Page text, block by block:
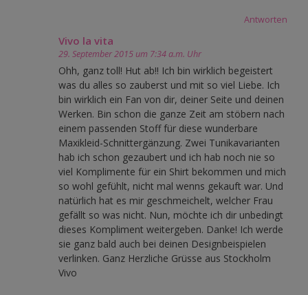
Antworten
Vivo la vita
29. September 2015 um 7:34 a.m. Uhr
Ohh, ganz toll! Hut ab!! Ich bin wirklich begeistert
was du alles so zauberst und mit so viel Liebe. Ich
bin wirklich ein Fan von dir, deiner Seite und deinen
Werken. Bin schon die ganze Zeit am stöbern nach
einem passenden Stoff für diese wunderbare
Maxikleid-Schnittergänzung. Zwei Tunikavarianten
hab ich schon gezaubert und ich hab noch nie so
viel Komplimente für ein Shirt bekommen und mich
so wohl gefühlt, nicht mal wenns gekauft war. Und
natürlich hat es mir geschmeichelt, welcher Frau
gefällt so was nicht. Nun, möchte ich dir unbedingt
dieses Kompliment weitergeben. Danke! Ich werde
sie ganz bald auch bei deinen Designbeispielen
verlinken. Ganz Herzliche Grüsse aus Stockholm
Vivo